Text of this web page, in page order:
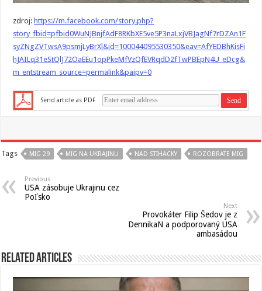
zdroj: https://m.facebook.com/story.php?
story_fbid=pfbid0WuNJBnjfAdF8RKbXE5ve5P3naLxjVBJagNf7rDZAn1F
syZNgZVTwsA9psmjLyBrXl&id=100044095530350&eav=AfYEDBhKisFi
hJAILq31eStQlJ72OaEEu1opPkeMfVzQfEVRqdD2fTwPBEpN4U_eDcg&
m_entstream_source=permalink&paipv=0
Send article as PDF
Tags MIG 29 MIG NA UKRAJINU NAD STIHACKY ROZOBRATE MIG
Previous
USA zásobuje Ukrajinu cez
Poľsko
Next
Provokáter Filip Šedov je z
DennikaN a podporovaný USA
ambasádou
Related Articles